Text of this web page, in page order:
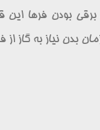
بودن فرها این
بدن نیاز به گاز از